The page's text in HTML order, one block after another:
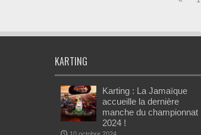
KARTING
Karting : La Jamaïque
accueille la dernière
manche du championnat
2024 !